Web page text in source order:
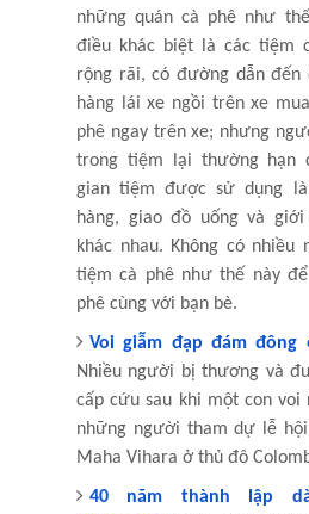
những quán cà phê như
điều khác biệt là các tiệm
rộng rãi, có đường dẫn đến
hàng lái xe ngồi trên xe
phê ngay trên xe; nhưng
trong tiệm lại thường hạn
gian tiệm được sử dụng
hàng, giao đồ uống và
khác nhau. Không có
tiệm cà phê như thế này
phê cùng với bạn bè.
Voi giẫm đạp đám đông
Nhiều người bị thương và
cấp cứu sau khi một con
những người tham dự lễ hội
Maha Vihara ở thủ đô
40 năm thành lập